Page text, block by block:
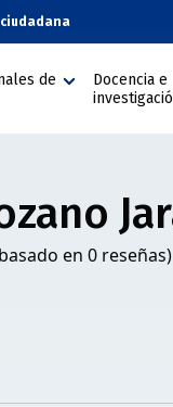
de
Docencia e
en 0 reseñas)